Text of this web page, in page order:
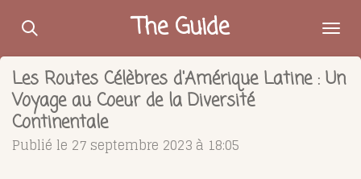
Passer
contenu
principal
The Guide
Les Routes Célèbres d'Amérique Latine : Un
Voyage au Coeur de la Diversité
Continentale
Publié le 27 septembre 2023 à 18:05